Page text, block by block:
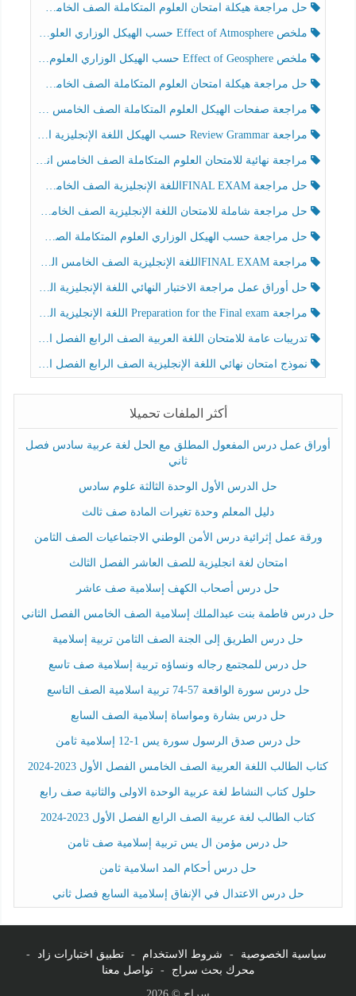
حل مراجعة هيكلة امتحان العلوم المتكاملة الصف الخامس انسبير الفصل الثالث
ملخص Effect of Atmosphere حسب الهيكل الوزاري العلوم المتكاملة الصف الخامس انسبير الفصل الثالث
ملخص Effect of Geosphere حسب الهيكل الوزاري العلوم المتكاملة الصف الخامس انسبير الفصل الثالث
حل مراجعة هيكلة امتحان العلوم المتكاملة الصف الخامس عام الفصل الثالث
مراجعة صفحات الهيكل العلوم المتكاملة الصف الخامس انسبير الفصل الثالث
مراجعة Review Grammar حسب الهيكل اللغة الإنجليزية الصف الخامس الفصل الثالث
مراجعة نهائية للامتحان العلوم المتكاملة الصف الخامس انسبير الفصل الثالث
حل مراجعة FINAL EXAMاللغة الإنجليزية الصف الخامس الفصل الثالث
حل مراجعة شاملة للامتحان اللغة الإنجليزية الصف الخامس الفصل الثالث
حل مراجعة حسب الهيكل الوزاري العلوم المتكاملة الصف الخامس عام الفصل الثالث
مراجعة FINAL EXAMاللغة الإنجليزية الصف الخامس الفصل الثالث
حل أوراق عمل مراجعة الاختبار النهائي اللغة الإنجليزية الصف الرابع الفصل الثالث
مراجعة Preparation for the Final exam اللغة الإنجليزية الصف الرابع الفصل الثالث
تدريبات عامة للامتحان اللغة العربية الصف الرابع الفصل الثالث
نموذج امتحان نهائي اللغة الإنجليزية الصف الرابع الفصل الثالث
أكثر الملفات تحميلا
أوراق عمل درس المفعول المطلق مع الحل لغة عربية سادس فصل
ثاني
حل الدرس الأول الوحدة الثالثة علوم سادس
دليل المعلم وحدة تغيرات المادة صف ثالث
ورقة عمل إثرائية درس الأمن الوطني الاجتماعيات الصف الثامن
امتحان لغة انجليزية للصف العاشر الفصل الثالث
حل درس أصحاب الكهف إسلامية صف عاشر
حل درس فاطمة بنت عبدالملك إسلامية الصف الخامس الفصل الثاني
حل درس الطريق إلى الجنة الصف الثامن تربية إسلامية
حل درس للمجتمع رجاله ونساؤه تربية إسلامية صف تاسع
حل درس سورة الواقعة 57-74 تربية اسلامية الصف التاسع
حل درس بشارة ومواساة إسلامية الصف السابع
حل درس صدق الرسول سورة يس 1-12 إسلامية ثامن
كتاب الطالب اللغة العربية الصف الخامس الفصل الأول 2023-2024
حلول كتاب النشاط لغة عربية الوحدة الاولى والثانية صف رابع
كتاب الطالب لغة عربية الصف الرابع الفصل الأول 2023-2024
حل درس مؤمن ال يس تربية إسلامية صف ثامن
حل درس أحكام المد اسلامية ثامن
حل درس الاعتدال في الإنفاق إسلامية السابع فصل ثاني
سياسية الخصوصية - شروط الاستخدام - تطبيق اختبارات زاد
-
محرك بحث سراج
-
تواصل معنا